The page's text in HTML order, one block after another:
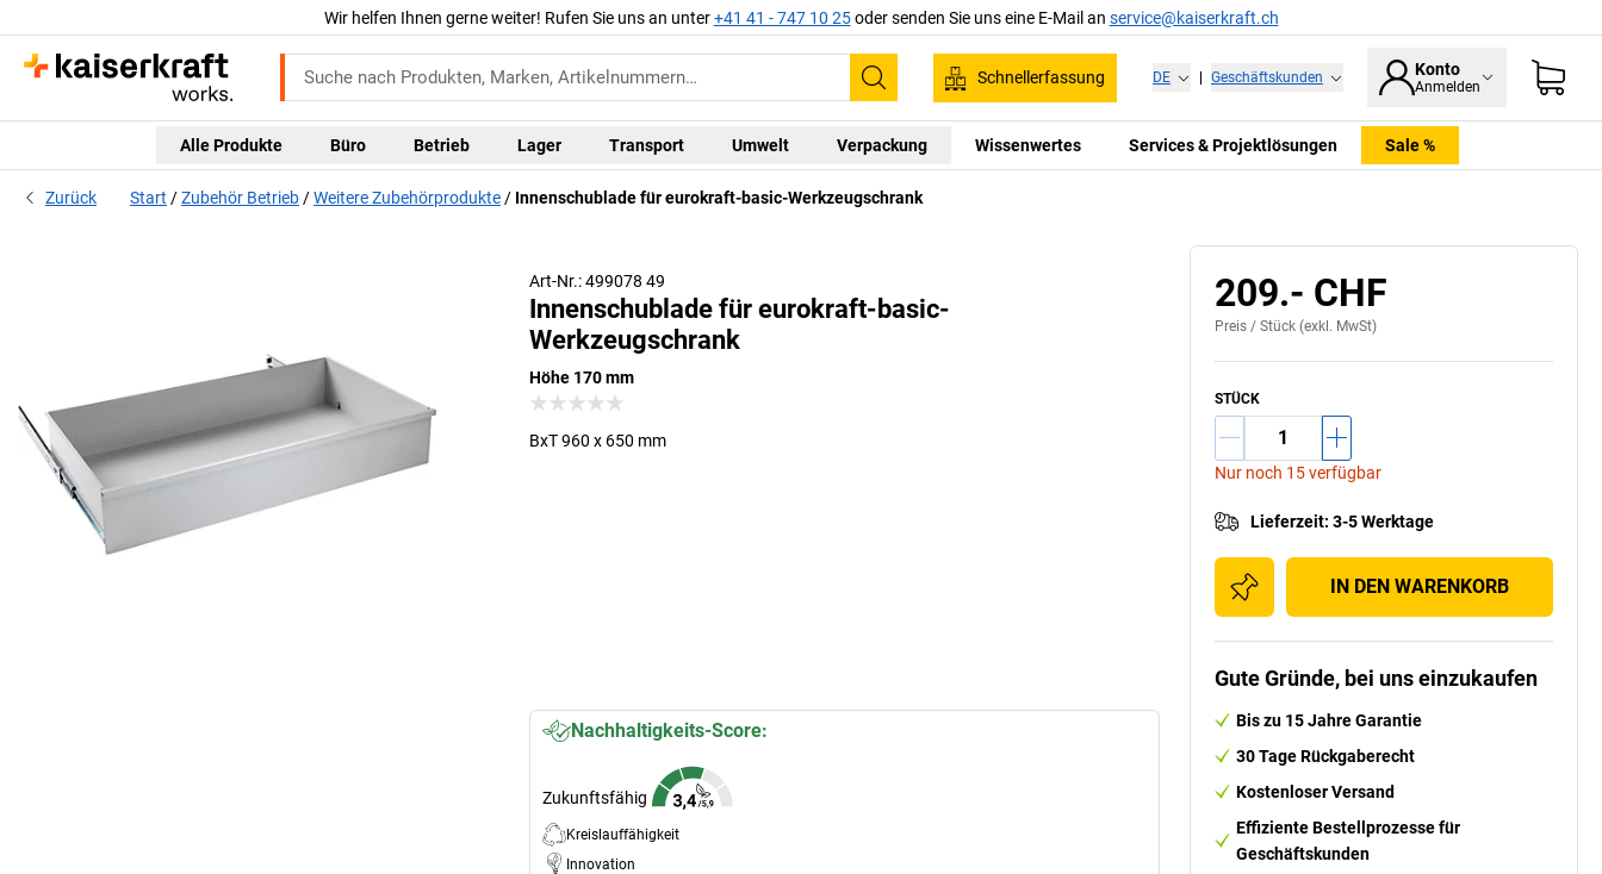
Wir helfen Ihnen gerne weiter! Rufen Sie uns an unter+41 41 - 747 10 25oder senden Sie uns eine E-Mail an service@kaiserkraft.ch
Suchen
Schnellerfassung DE Geschäftskunden Konto
Anmelden
Alle Produkte Büro Betrieb Lager Transport Umwelt Verpackung Wissenwertes Services & Projektlösungen Sale %
Zurück Start Zubehör Betrieb Weitere Zubehörprodukte Innenschublade für eurokraft-basic-Werkzeugschrank
Art-Nr.: 499078 49
Innenschublade für eurokraft-basic-
Werkzeugschrank
Höhe 170 mm
BxT 960 x 650 mm
Nachhaltigkeits-Score:
Zukunftsfähig
Kreislauffähigkeit
Innovation
209.- CHF
Preis / Stück (exkl. MwSt)
STÜCK
Nur noch 15 verfügbar
Lieferzeit: 3-5 Werktage
IN DEN WARENKORB
Gute Gründe, bei uns einzukaufen
Bis zu 15 Jahre Garantie
30 Tage Rückgaberecht
Kostenloser Versand
Effiziente Bestellprozesse für
Geschäftskunden